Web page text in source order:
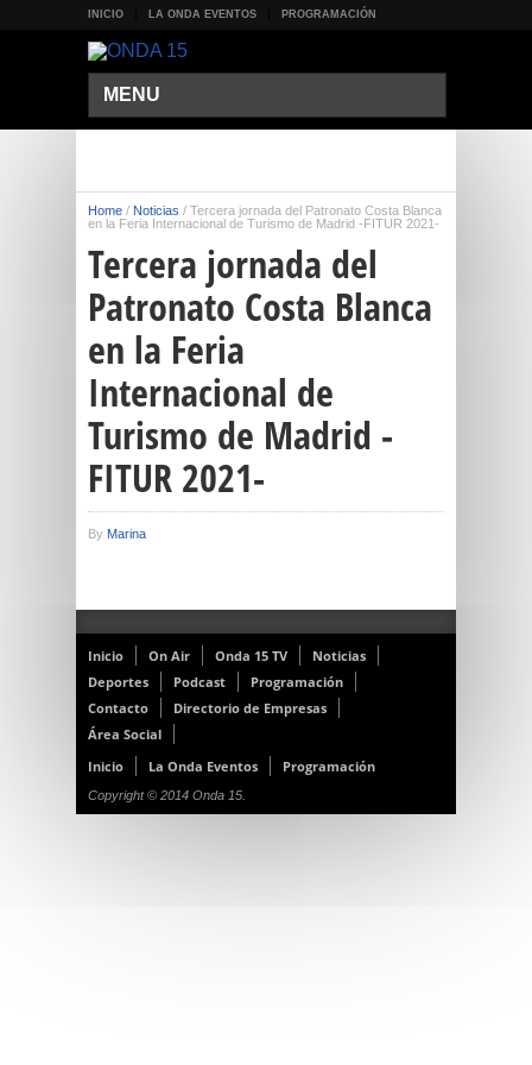
INICIO LA ONDA EVENTOS PROGRAMACIÓN
MENU
Home / Noticias / Tercera jornada del Patronato Costa Blanca
en la Feria Internacional de Turismo de Madrid -FITUR 2021-
Tercera jornada del
Patronato Costa Blanca
en la Feria
Internacional de
Turismo de Madrid -
FITUR 2021-
By Marina
Inicio On Air Onda 15 TV
Noticias
Deportes
Podcast
Programación
Contacto
Directorio de Empresas
Área Social
Inicio
La Onda Eventos Programación
Copyright © 2014 Onda 15.